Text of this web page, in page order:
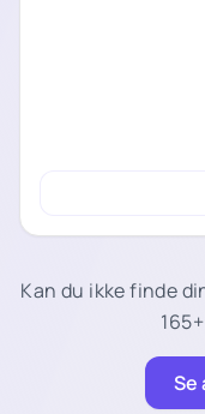
Kan du ikke finde
Se